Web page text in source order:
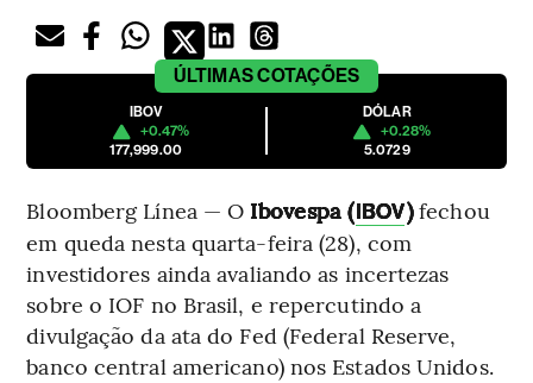
ÚLTIMASCOTAÇÕES
IBOV
+0.47%
177,999.00
DÓLAR
+0.28%
5.0729
Bloomberg Línea — O Ibovespa (IBOV)fechou
em queda nesta quarta-feira (28), com
investidores ainda avaliando as incertezas
sobre o IOF no Brasil, e repercutindo a
divulgação da ata do Fed (Federal Reserve,
banco central americano) nos Estados Unidos.